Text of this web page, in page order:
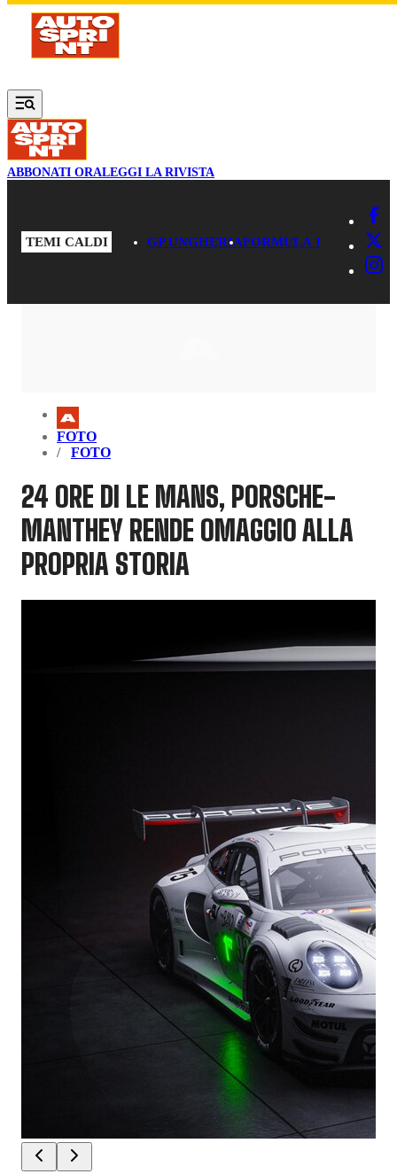
Vai al contenuto principale
ABBONATI ORALEGGI LA RIVISTA
TEMI CALDI GP UNGHERIAFORMULA 1
FOTO
FOTO
24 ORE DI LE MANS, PORSCHE-
MANTHEY RENDE OMAGGIO ALLA
PROPRIA STORIA